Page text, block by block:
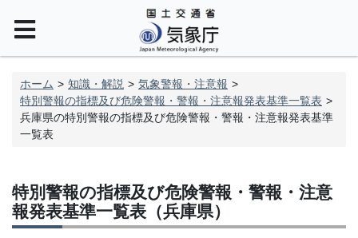
ホーム 知識・解説
気象警報・注意報
特別警報の指標及び危険警報・警報・注意報発表基準一覧表
兵庫県の特別警報の指標及び危険警報・警報・注意報発表基準
一覧表
特別警報の指標及び危険警報・警報・注意
報発表基準一覧表（兵庫県）